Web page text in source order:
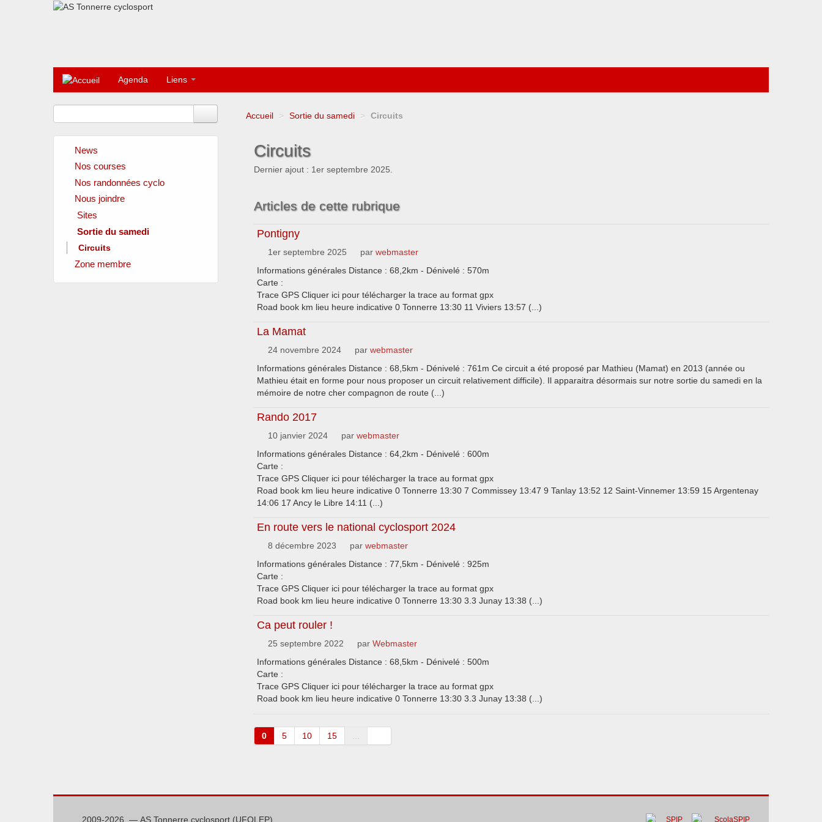
Agenda Liens
Accueil > Sortie du samedi > Circuits
Circuits
Dernier ajout : 1er septembre 2025.
Articles de cette rubrique
Pontigny
1er septembre 2025 par webmaster
Informations générales Distance : 68,2km - Dénivelé : 570m
Carte :
Trace GPS Cliquer ici pour télécharger la trace au format gpx
Road book km lieu heure indicative 0 Tonnerre 13:30 11 Viviers 13:57 (...)
La Mamat
24 novembre 2024 par webmaster
Informations générales Distance : 68,5km - Dénivelé : 761m Ce circuit a été proposé par Mathieu (Mamat) en 2013 (année ou
Mathieu était en forme pour nous proposer un circuit relativement difficile). Il apparaitra désormais sur notre sortie du samedi en la
mémoire de notre cher compagnon de route (...)
Rando 2017
10 janvier 2024 par webmaster
Informations générales Distance : 64,2km - Dénivelé : 600m
Carte :
Trace GPS Cliquer ici pour télécharger la trace au format gpx
Road book km lieu heure indicative 0 Tonnerre 13:30 7 Commissey 13:47 9 Tanlay 13:52 12 Saint-Vinnemer 13:59 15 Argentenay
14:06 17 Ancy le Libre 14:11 (...)
En route vers le national cyclosport 2024
8 décembre 2023 par webmaster
Informations générales Distance : 77,5km - Dénivelé : 925m
Carte :
Trace GPS Cliquer ici pour télécharger la trace au format gpx
Road book km lieu heure indicative 0 Tonnerre 13:30 3.3 Junay 13:38 (...)
Ca peut rouler !
25 septembre 2022 par Webmaster
Informations générales Distance : 68,5km - Dénivelé : 500m
Carte :
Trace GPS Cliquer ici pour télécharger la trace au format gpx
Road book km lieu heure indicative 0 Tonnerre 13:30 3.3 Junay 13:38 (...)
0 5 10 15 ...
News
Nos courses
Nos randonnées cyclo
Nous joindre
Sites
Clubs amis
Fédérations officielles
Sponsors
Sortie du samedi
Circuits
Zone membre
2009-2026 — AS Tonnerre cyclosport (UFOLEP)